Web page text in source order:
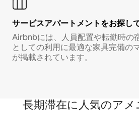
サービスアパートメントをお探し
Airbnbには、人員配置や転勤時の
としての利用に最適な家具完備の
が掲載されています。
長期滞在に人気のア